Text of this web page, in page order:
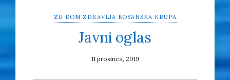
ZU DOM ZDRAVLJA BOSANSKA KRUPA
Javni oglas
11 prosinca, 2019